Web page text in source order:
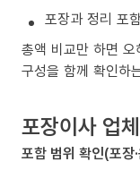
포장과 정리 포
총액 비교만 하면
구성을 함께 확인하
포장이사 업
포함 범위 확인(포장